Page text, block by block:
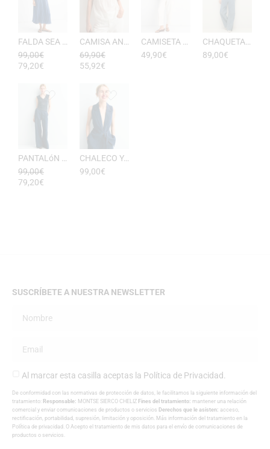
99,00€
79,20€
69,90€
55,92€
49,90€
89,00€
PANTALóN YUKATA MUJER RAYAS DE ESEOESE
99,00€
79,20€
CHALECO YUKATA MUJER DE RAYAS ESEOESE
99,00€
SUSCRÍBETE A NUESTRA NEWSLETTER
Al marcar esta casilla aceptas la Política de Privacidad.
De conformidad con las normativas de protección de datos, le facilitamos la siguiente información del
tratamiento: Responsable: MONTSE SIERCO CHELIZ Fines del tratamiento: mantener una relación
comercial y enviar comunicaciones de productos o servicios Derechos que le asisten: acceso,
rectificación, portabilidad, supresión, limitación y oposición. Más información del tratamiento en la
Política de privacidad . O Acepto el tratamiento de mis datos para el envío de comunicaciones de
productos o servicios.